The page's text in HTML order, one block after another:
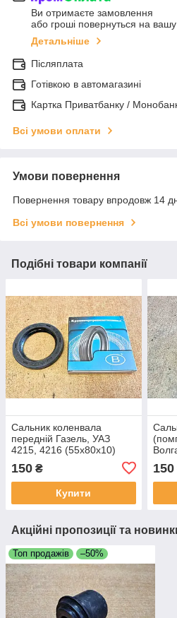
Ви отримаєте замовлення
або гроші повернуться на вашу
Детальніше
Післяплата
Готівкою в автомагазині
Картка Приватбанку /
Всі умови оплати
Умови повернення
Повернення товару впродовж 14
Всі умови повернення
Подібні товари компанії
Сальник коленвала
передній Газель, УАЗ
4215, 4216 (55х80х10)
150 ₴
Купити
150
Акційні пропозиції та
Топ продажів –50%